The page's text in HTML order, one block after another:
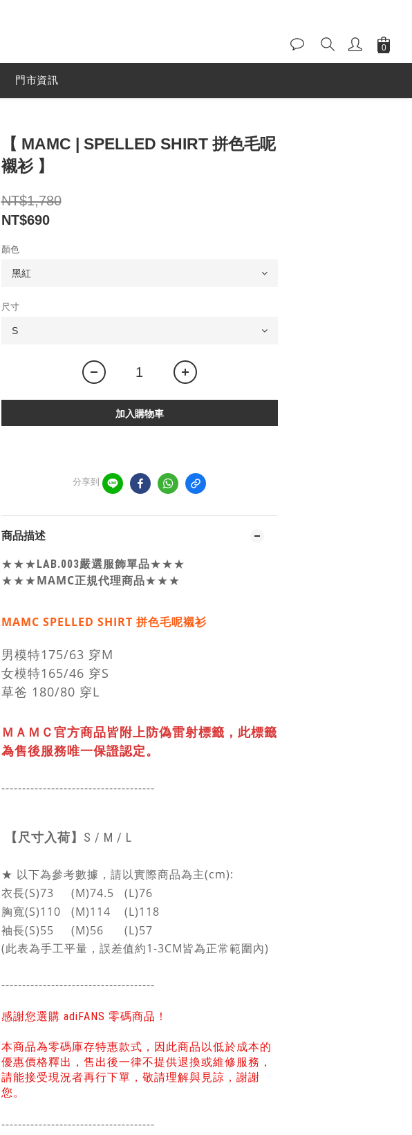
門市資訊
【 MAMC | SPELLED SHIRT 拼色毛呢
襯衫 】
NT$1,780
NT$690
顏色
尺寸
加入購物車
分享到
商品描述
★★★LAB.003嚴選服飾單品★★★
★★★MAMC正規代理商品★★★
MAMC SPELLED SHIRT 拼色毛呢襯衫
男模特175/63 穿M
女模特165/46 穿S
草爸 180/80 穿L
ＭＡＭＣ官方商品皆附上防偽雷射標籤， 此標籤
為售後服務唯一保證認定。
-------------------------------------
【尺寸入荷】 S / M / L
★ 以下為參考數據，請以實際商品為主(cm):
衣長(S)73 (M)74.5 (L)76
胸寬(S)110 (M)114 (L)118
袖長(S)55 (M)56 (L)57
(此表為手工平量，誤差值約1-3CM皆為正常範圍內)
-------------------------------------
感謝您選購 adiFANS 零碼商品！
本商品為零碼庫存特惠款式，因此商品以低於成本的
優惠價格釋出，售出後一律不提供退換或維修服務，
請能接受現況者再行下單，敬請理解與見諒，謝謝
您。
-------------------------------------